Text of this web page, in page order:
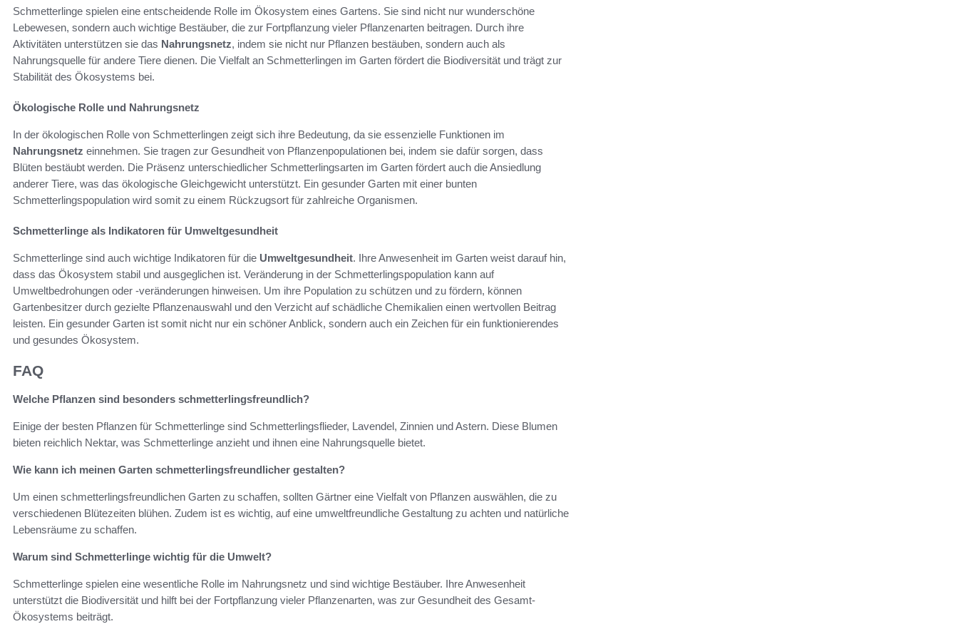
Schmetterlinge spielen eine entscheidende Rolle im Ökosystem eines Gartens. Sie sind nicht nur wunderschöne
Lebewesen, sondern auch wichtige Bestäuber, die zur Fortpflanzung vieler Pflanzenarten beitragen. Durch ihre
Aktivitäten unterstützen sie das Nahrungsnetz, indem sie nicht nur Pflanzen bestäuben, sondern auch als
Nahrungsquelle für andere Tiere dienen. Die Vielfalt an Schmetterlingen im Garten fördert die Biodiversität und trägt zur
Stabilität des Ökosystems bei.
Ökologische Rolle und Nahrungsnetz
In der ökologischen Rolle von Schmetterlingen zeigt sich ihre Bedeutung, da sie essenzielle Funktionen im
Nahrungsnetz einnehmen. Sie tragen zur Gesundheit von Pflanzenpopulationen bei, indem sie dafür sorgen, dass
Blüten bestäubt werden. Die Präsenz unterschiedlicher Schmetterlingsarten im Garten fördert auch die Ansiedlung
anderer Tiere, was das ökologische Gleichgewicht unterstützt. Ein gesunder Garten mit einer bunten
Schmetterlingspopulation wird somit zu einem Rückzugsort für zahlreiche Organismen.
Schmetterlinge als Indikatoren für Umweltgesundheit
Schmetterlinge sind auch wichtige Indikatoren für die Umweltgesundheit. Ihre Anwesenheit im Garten weist darauf hin,
dass das Ökosystem stabil und ausgeglichen ist. Veränderung in der Schmetterlingspopulation kann auf
Umweltbedrohungen oder -veränderungen hinweisen. Um ihre Population zu schützen und zu fördern, können
Gartenbesitzer durch gezielte Pflanzenauswahl und den Verzicht auf schädliche Chemikalien einen wertvollen Beitrag
leisten. Ein gesunder Garten ist somit nicht nur ein schöner Anblick, sondern auch ein Zeichen für ein funktionierendes
und gesundes Ökosystem.
FAQ
Welche Pflanzen sind besonders schmetterlingsfreundlich?
Einige der besten Pflanzen für Schmetterlinge sind Schmetterlingsflieder, Lavendel, Zinnien und Astern. Diese Blumen
bieten reichlich Nektar, was Schmetterlinge anzieht und ihnen eine Nahrungsquelle bietet.
Wie kann ich meinen Garten schmetterlingsfreundlicher gestalten?
Um einen schmetterlingsfreundlichen Garten zu schaffen, sollten Gärtner eine Vielfalt von Pflanzen auswählen, die zu
verschiedenen Blütezeiten blühen. Zudem ist es wichtig, auf eine umweltfreundliche Gestaltung zu achten und natürliche
Lebensräume zu schaffen.
Warum sind Schmetterlinge wichtig für die Umwelt?
Schmetterlinge spielen eine wesentliche Rolle im Nahrungsnetz und sind wichtige Bestäuber. Ihre Anwesenheit
unterstützt die Biodiversität und hilft bei der Fortpflanzung vieler Pflanzenarten, was zur Gesundheit des Gesamt-
Ökosystems beiträgt.